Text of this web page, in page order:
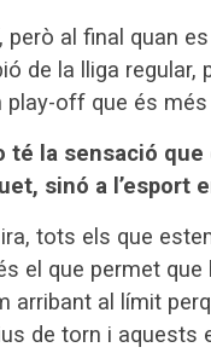
però al final quan
de la lliga
play-off que és
té la sensació
sinó a l’esport
tots els que
el que permet
arribant al límit
de torn i aquests